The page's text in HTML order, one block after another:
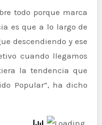
todo porque marca
es que a lo largo de
descendiendo y ese
cuando llegamos
la tendencia que
Popular”, ha dicho